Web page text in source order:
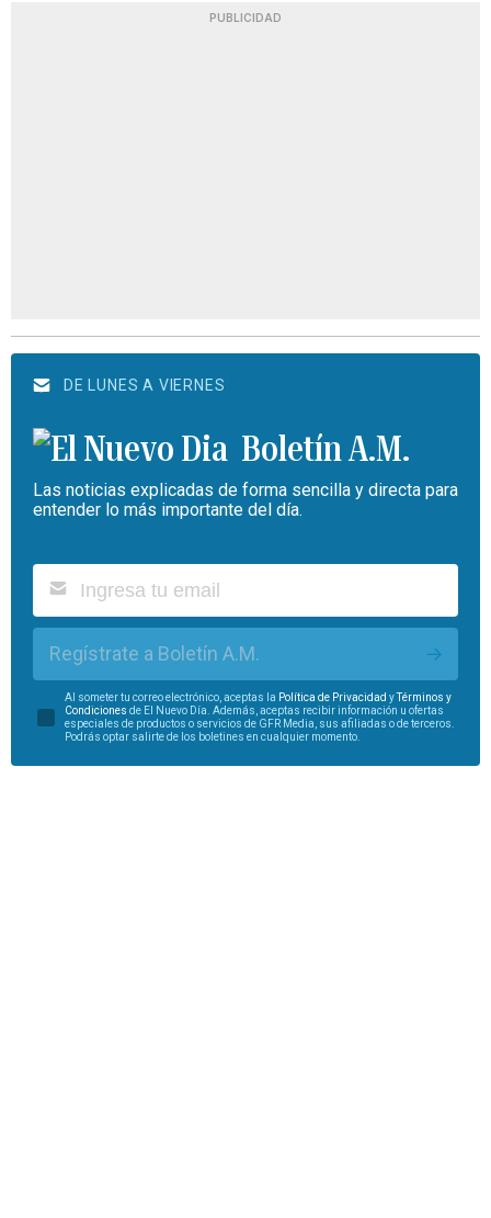
PUBLICIDAD
DE LUNES A VIERNES
Boletín A.M.
Las noticias explicadas de forma sencilla y directa para
entender lo más importante del día.
Regístrate a Boletín A.M.
Al someter tu correo electrónico, aceptas la Política de Privacidad yTérminos y
Condiciones de El Nuevo Día. Además, aceptas recibir información u ofertas
especiales de productos o servicios de GFR Media, sus afiliadas o de terceros.
Podrás optar salirte de los boletines en cualquier momento.